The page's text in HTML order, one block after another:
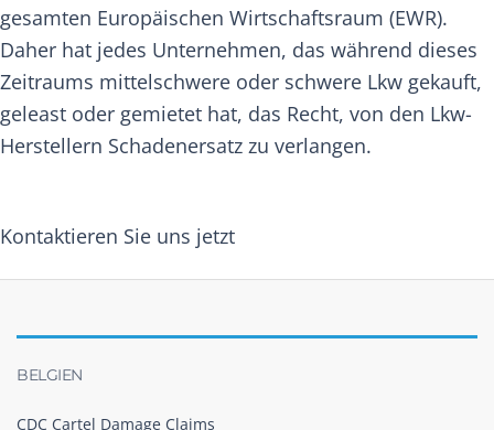
gesamten Europäischen Wirtschaftsraum (EWR).
Daher hat jedes Unternehmen, das während dieses
Zeitraums mittelschwere oder schwere Lkw gekauft,
geleast oder gemietet hat, das Recht, von den Lkw-
Herstellern Schadenersatz zu verlangen.
Kontaktieren Sie uns jetzt
BELGIEN
CDC Cartel Damage Claims